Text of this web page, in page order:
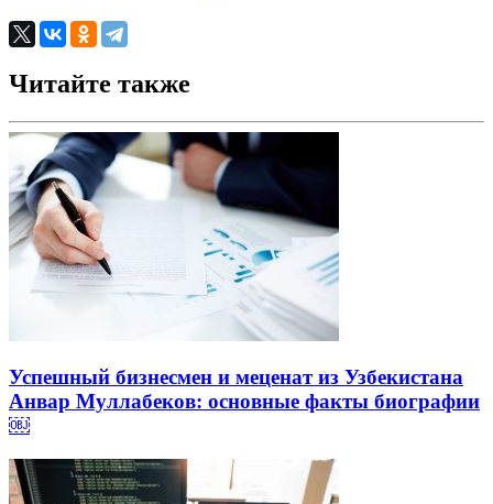
Читайте также
Успешный бизнесмен и меценат из Узбекистана
Анвар Муллабеков: основные факты биографии
￼